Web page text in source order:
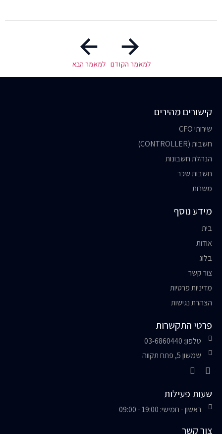
למאמר הקודם למאמר הבא
קישורים מהירים
שירותי CFO
חשבות (CONTROLLER)
הנהלת חשבונות
חשבות שכר
משרות
מידע נוסף
בית
אודות
בלוג
צור קשר
מדיניות פרטיות
הצהרת נגישות
פרטי התקשרות
טלפון: 03-6860440
שמשון 5, פתח תקווה
שעות פעילות
ראשון - חמישי: 19:00 - 09:00
צור קשר